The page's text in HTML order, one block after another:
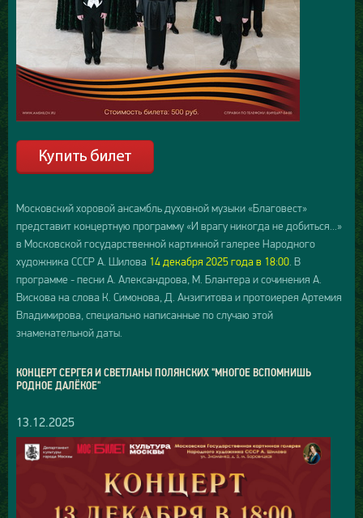
Московский хоровой ансамбль духовной музыки «Благовест»
представит концертную программу «И врагу никогда не добиться...»
в Московской государственной картинной галерее Народного
художника СССР А. Шилова 14 декабря 2025 года в 18:00 . В
программе - песни А. Александрова, М. Блантера и сочинения А.
Вискова на слова К. Симонова, Д. Анзигитова и протоиерея Артемия
Владимирова, специально написанные по случаю этой
знаменательной даты.
КОНЦЕРТ СЕРГЕЯ И СВЕТЛАНЫ ПОЛЯНСКИХ "МНОГОЕ ВСПОМНИШЬ
РОДНОЕ ДАЛЁКОЕ"
13.12.2025